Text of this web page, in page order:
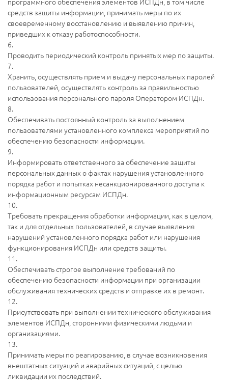
средств защиты информации, принимать меры по их
своевременному восстановлению и выявлению причин,
приведших к отказу работоспособности.
6.
Проводить периодический контроль принятых мер по защиты.
7.
Хранить, осуществлять прием и выдачу персональных паролей
пользователей, осуществлять контроль за правильностью
использования персонального пароля Оператором ИСПДн.
8.
Обеспечивать постоянный контроль за выполнением
пользователями установленного комплекса мероприятий по
обеспечению безопасности информации.
9.
Информировать ответственного за обеспечение защиты
персональных данных о фактах нарушения установленного
порядка работ и попытках несанкционированного доступа к
информационным ресурсам ИСПДн.
10.
Требовать прекращения обработки информации, как в целом,
так и для отдельных пользователей, в случае выявления
нарушений установленного порядка работ или нарушения
функционирования ИСПДн или средств защиты.
11.
Обеспечивать строгое выполнение требований по
обеспечению безопасности информации при организации
обслуживания технических средств и отправке их в ремонт.
12.
Присутствовать при выполнении технического обслуживания
элементов ИСПДн, сторонними физическими людьми и
организациями.
13.
Принимать меры по реагированию, в случае возникновения
внештатных ситуаций и аварийных ситуаций, с целью
ликвидации их последствий.